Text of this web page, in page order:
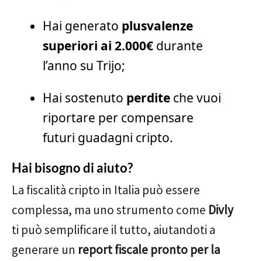
Hai generato plusvalenze
superiori ai 2.000€ durante
l’anno su Trijo;
Hai sostenuto perdite che vuoi
riportare per compensare
futuri guadagni cripto.
Hai bisogno di aiuto?
La fiscalità cripto in Italia può essere
complessa, ma uno strumento come Divly
ti può semplificare il tutto, aiutandoti a
generare un report fiscale pronto per la